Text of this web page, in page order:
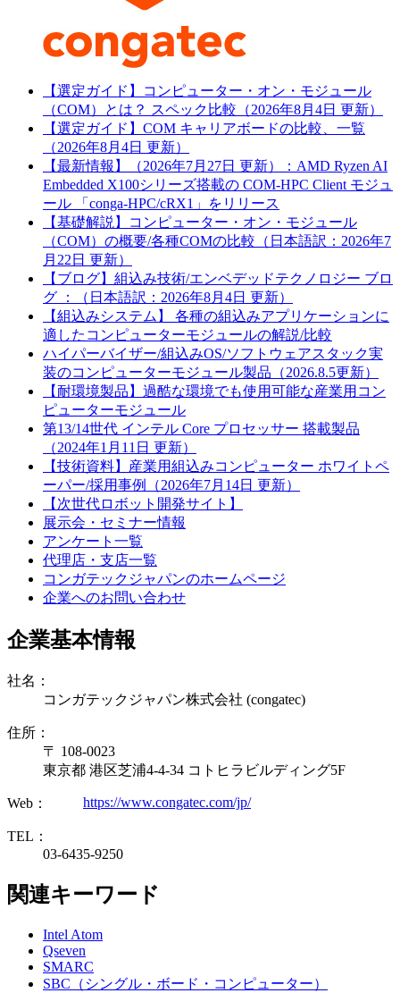
【選定ガイド】コンピューター・オン・モジュール
（COM）とは？ スペック比較（2026年8月4日 更新）
【選定ガイド】COM キャリアボードの比較、一覧
（2026年8月4日 更新）
【最新情報】（2026年7月27日 更新）：AMD Ryzen AI
Embedded X100シリーズ搭載の COM-HPC Client モジュ
ール 「conga-HPC/cRX1」をリリース
【基礎解説】コンピューター・オン・モジュール
（COM）の概要/各種COMの比較（日本語訳：2026年7
月22日 更新）
【ブログ】組込み技術/エンベデッドテクノロジー ブロ
グ ：（日本語訳：2026年8月4日 更新）
【組込みシステム】 各種の組込みアプリケーションに
適したコンピューターモジュールの解説/比較
ハイパーバイザー/組込みOS/ソフトウェアスタック実
装のコンピューターモジュール製品（2026.8.5更新）
【耐環境製品】過酷な環境でも使用可能な産業用コン
ピューターモジュール
第13/14世代 インテル Core プロセッサー 搭載製品
（2024年1月11日 更新）
【技術資料】産業用組込みコンピューター ホワイトペ
ーパー/採用事例（2026年7月14日 更新）
【次世代ロボット開発サイト】
展示会・セミナー情報
アンケート一覧
代理店・支店一覧
コンガテックジャパンのホームページ
企業へのお問い合わせ
企業基本情報
社名：
コンガテックジャパン株式会社 (congatec)
住所：
〒 108-0023
東京都 港区芝浦4-4-34 コトヒラビルディング5F
Web： https://www.congatec.com/jp/
TEL：
03-6435-9250
関連キーワード
Intel Atom
Qseven
SMARC
SBC（シングル・ボード・コンピューター）